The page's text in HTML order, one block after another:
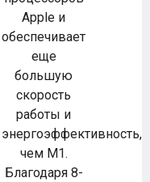
Apple и
обеспечивает
еще
большую
скорость
работы и
энергоэффективность,
чем M1.
Благодаря 8-